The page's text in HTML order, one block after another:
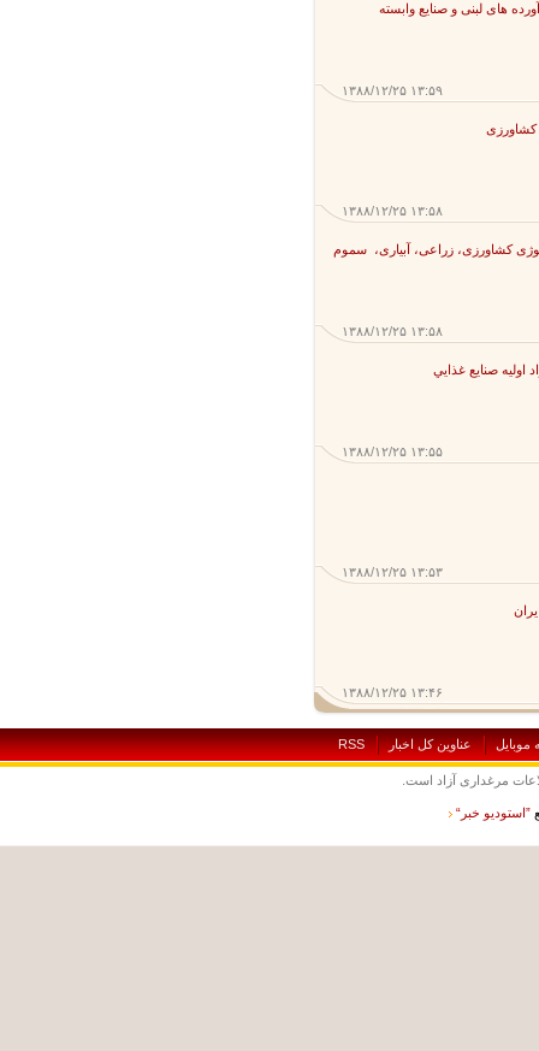
های لبنی و صنایع وابسته
۱۳۸۸/۱۲/۲۵ ۱۳:۵۹
۱۳۸۸/۱۲/۲۵ ۱۳:۵۸
کشاورزی، زراعی، آبیاری، سموم
۱۳۸۸/۱۲/۲۵ ۱۳:۵۸
صنايع غذايي
۱۳۸۸/۱۲/۲۵ ۱۳:۵۵
۱۳۸۸/۱۲/۲۵ ۱۳:۵۳
۱۳۸۸/۱۲/۲۵ ۱۳:۴۶
عناوين کل اخبار RSS
مرغداری آزاد است.
خبر“